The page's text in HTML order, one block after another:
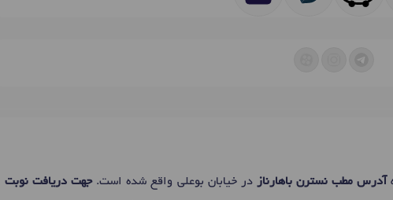
آدرس مطب نسترن باهارناز در خیابان بوعلی واقع شده است.جهت دریافت نوبت